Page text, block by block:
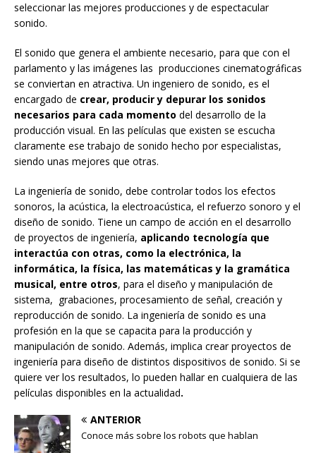
seleccionar las mejores producciones y de espectacular
sonido.
El sonido que genera el ambiente necesario, para que con el
parlamento y las imágenes las producciones cinematográficas
se conviertan en atractiva. Un ingeniero de sonido, es el
encargado de crear, producir y depurar los sonidos
necesarios para cada momento del desarrollo de la
producción visual. En las películas que existen se escucha
claramente ese trabajo de sonido hecho por especialistas,
siendo unas mejores que otras.
La ingeniería de sonido, debe controlar todos los efectos
sonoros, la acústica, la electroacústica, el refuerzo sonoro y el
diseño de sonido. Tiene un campo de acción en el desarrollo
de proyectos de ingeniería, aplicando tecnología que
interactúa con otras, como la electrónica, la
informática, la física, las matemáticas y la gramática
musical, entre otros, para el diseño y manipulación de
sistema, grabaciones, procesamiento de señal, creación y
reproducción de sonido. La ingeniería de sonido es una
profesión en la que se capacita para la producción y
manipulación de sonido. Además, implica crear proyectos de
ingeniería para diseño de distintos dispositivos de sonido. Si se
quiere ver los resultados, lo pueden hallar en cualquiera de las
películas disponibles en la actualidad.
ANTERIOR
Conoce más sobre los robots que hablan